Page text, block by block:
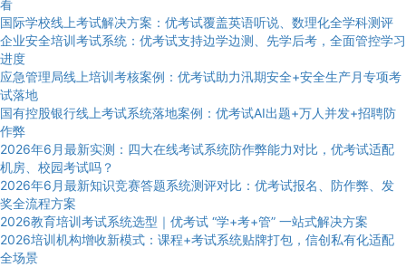
看
国际学校线上考试解决方案：优考试覆盖英语听说、数理化全学科测评
企业安全培训考试系统：优考试支持边学边测、先学后考，全面管控学习
进度
应急管理局线上培训考核案例：优考试助力汛期安全+安全生产月专项考
试落地
国有控股银行线上考试系统落地案例：优考试AI出题+万人并发+招聘防
作弊
2026年6月最新实测：四大在线考试系统防作弊能力对比，优考试适配
机房、校园考试吗？
2026年6月最新知识竞赛答题系统测评对比：优考试报名、防作弊、发
奖全流程方案
2026教育培训考试系统选型｜优考试 “学+考+管” 一站式解决方案
2026培训机构增收新模式：课程+考试系统贴牌打包，信创私有化适配
全场景